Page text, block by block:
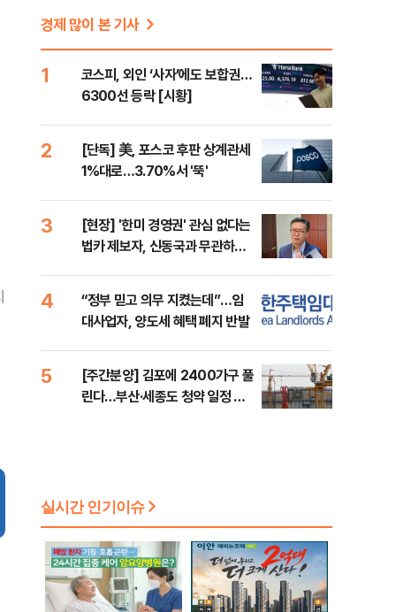
경제 많이 본 기사
1
코스피, 외인 ‘사자’에도 보합권…
6300선 등락 [시황]
2
[단독] 美, 포스코 후판 상계관세
1%대로…3.70%서 '뚝'
3
[현장] '한미 경영권' 관심 없다는
법카 제보자, 신동국과 무관하다
4
“정부 믿고 의무 지켰는데”…임
대사업자, 양도세 혜택 폐지 반발
5
[주간분양] 김포에 2400가구 풀
린다…부산·세종도 청약 일정 돌